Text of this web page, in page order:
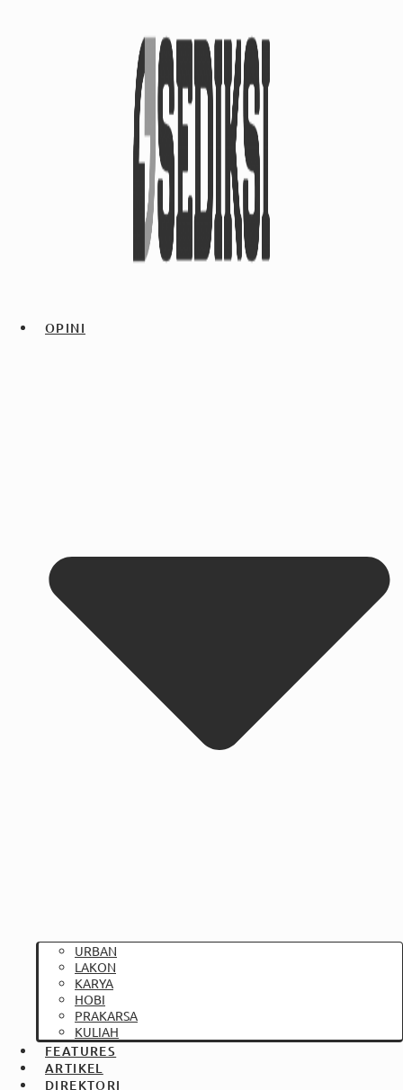
OPINI
URBAN
LAKON
KARYA
HOBI
PRAKARSA
KULIAH
FEATURES
ARTIKEL
DIREKTORI